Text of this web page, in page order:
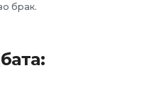
брак.